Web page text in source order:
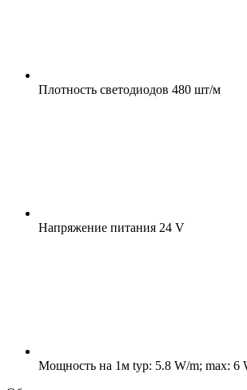
Плотность светодиодов 480 шт/м
Напряжение питания 24 V
Мощность на 1м typ: 5.8 W/m; max: 6